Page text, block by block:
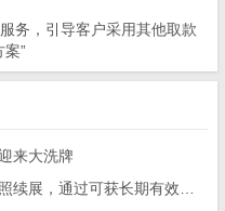
务，引导客户采用其他取款
”
来大洗牌